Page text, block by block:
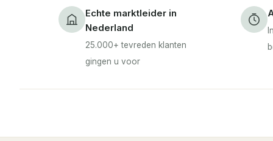
Echte marktleider in
Nederland
25.000+ tevreden klanten
gingen u voor